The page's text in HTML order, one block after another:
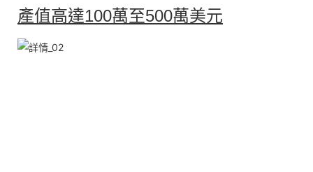
產值高達100萬至500萬美元